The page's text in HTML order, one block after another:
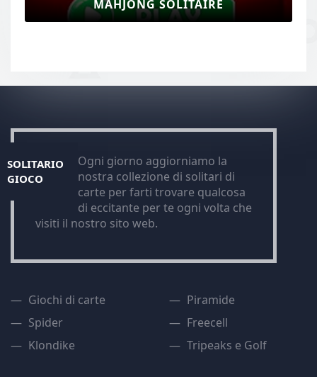
MAHJONG SOLITAIRE
SOLITARIO
GIOCO
Ogni giorno aggiorniamo la
nostra collezione di solitari di
carte per farti trovare qualcosa
di eccitante per te ogni volta che
visiti il nostro sito web.
Giochi di carte
Spider
Klondike
Piramide
Freecell
Tripeaks e Golf